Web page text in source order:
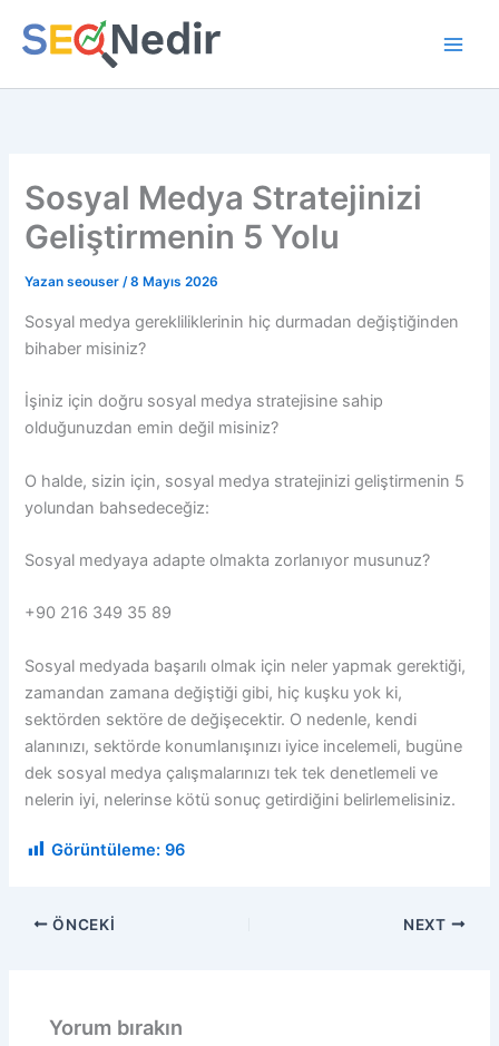
atla
Sosyal Medya Stratejinizi
Geliştirmenin 5 Yolu
Yazan seouser/8 Mayıs 2026
Sosyal medya gerekliliklerinin hiç durmadan değiştiğinden
bihaber misiniz?
İşiniz için doğru sosyal medya stratejisine sahip
olduğunuzdan emin değil misiniz?
O halde, sizin için, sosyal medya stratejinizi geliştirmenin 5
yolundan bahsedeceğiz:
Sosyal medyaya adapte olmakta zorlanıyor musunuz?
+90 216 349 35 89
Sosyal medyada başarılı olmak için neler yapmak gerektiği,
zamandan zamana değiştiği gibi, hiç kuşku yok ki,
sektörden sektöre de değişecektir. O nedenle, kendi
alanınızı, sektörde konumlanışınızı iyice incelemeli, bugüne
dek sosyal medya çalışmalarınızı tek tek denetlemeli ve
nelerin iyi, nelerinse kötü sonuç getirdiğini belirlemelisiniz.
Görüntüleme: 96
ÖNCEKI NEXT
Yorum bırakın